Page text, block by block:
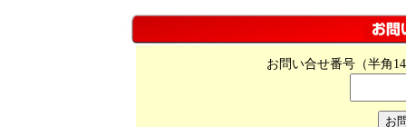
お問い合せ番号（半角